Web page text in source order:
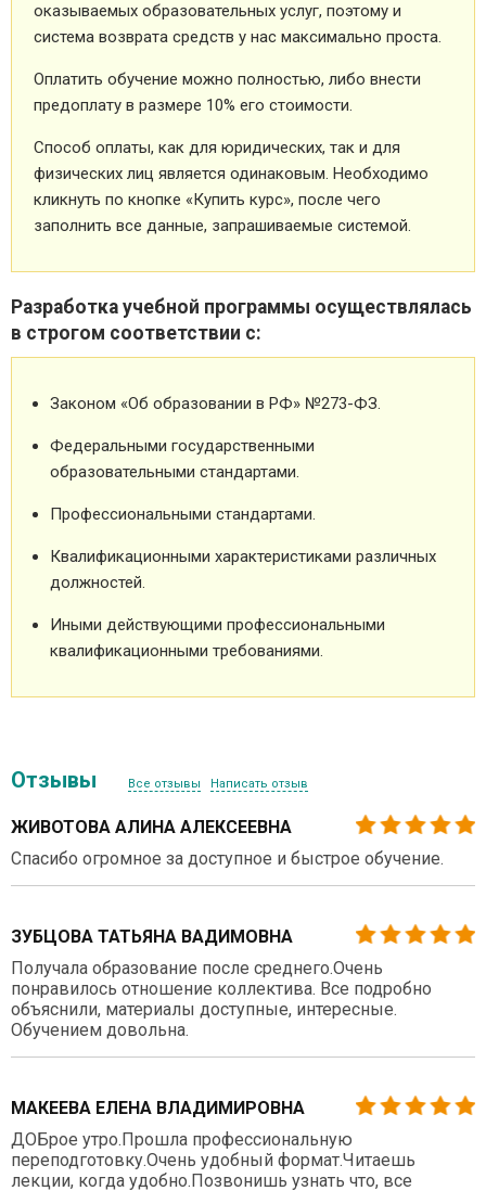
оказываемых образовательных услуг, поэтому и
система возврата средств у нас максимально проста.
Оплатить обучение можно полностью, либо внести
предоплату в размере 10% его стоимости.
Способ оплаты, как для юридических, так и для
физических лиц является одинаковым. Необходимо
кликнуть по кнопке «Купить курс», после чего
заполнить все данные, запрашиваемые системой.
Разработка учебной программы осуществлялась
в строгом соответствии с:
Законом «Об образовании в РФ» №273-ФЗ.
Федеральными государственными
образовательными стандартами.
Профессиональными стандартами.
Квалификационными характеристиками различных
должностей.
Иными действующими профессиональными
квалификационными требованиями.
Отзывы Все отзывы Написать отзыв
ЖИВОТОВА АЛИНА АЛЕКСЕЕВНА
Спасибо огромное за доступное и быстрое обучение.
ЗУБЦОВА ТАТЬЯНА ВАДИМОВНА
Получала образование после среднего.Очень
понравилось отношение коллектива. Все подробно
объяснили, материалы доступные, интересные.
Обучением довольна.
МАКЕЕВА ЕЛЕНА ВЛАДИМИРОВНА
ДОБрое утро.Прошла профессиональную
переподготовку.Очень удобный формат.Читаешь
лекции, когда удобно.Позвонишь узнать что, все